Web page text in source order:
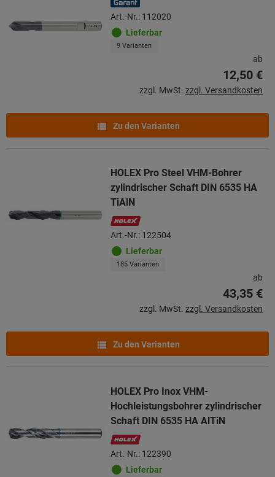
Art.-Nr.: 112020
Lieferbar
9 Varianten
ab
12,50 €
zzgl. MwSt. zzgl. Versandkosten
Zu den Varianten
HOLEX Pro Steel VHM-Bohrer
zylindrischer Schaft DIN 6535 HA
TiAlN
Art.-Nr.: 122504
Lieferbar
185 Varianten
ab
43,35 €
zzgl. MwSt. zzgl. Versandkosten
Zu den Varianten
HOLEX Pro Inox VHM-
Hochleistungsbohrer zylindrischer
Schaft DIN 6535 HA AlTiN
Art.-Nr.: 122390
Lieferbar